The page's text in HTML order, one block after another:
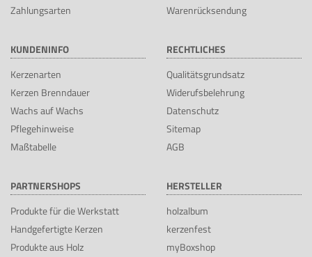
Zahlungsarten
Warenrücksendung
KUNDENINFO
Kerzenarten
Kerzen Brenndauer
Wachs auf Wachs
Pflegehinweise
Maßtabelle
RECHTLICHES
Qualitätsgrundsatz
Widerufsbelehrung
Datenschutz
Sitemap
AGB
PARTNERSHOPS
Produkte für die Werkstatt
Handgefertigte Kerzen
Produkte aus Holz
HERSTELLER
holzalbum
kerzenfest
myBoxshop